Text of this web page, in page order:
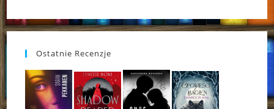
Ostatnie Recenzje